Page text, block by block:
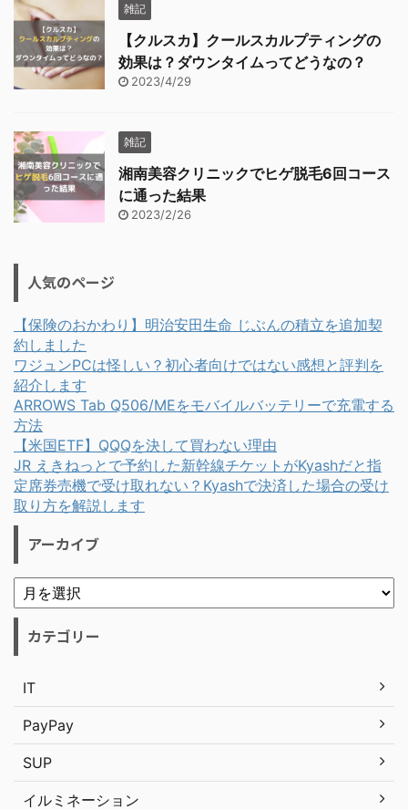
雑記
【クルスカ】クールスカルプティングの
効果は？ダウンタイムってどうなの？
2023/4/29
雑記
湘南美容クリニックでヒゲ脱毛6回コース
に通った結果
2023/2/26
人気のページ
【保険のおかわり】明治安田生命 じぶんの積立を追加契
約しました
ワジュンPCは怪しい？初心者向けではない感想と評判を
紹介します
ARROWS Tab Q506/MEをモバイルバッテリーで充電する
方法
【米国ETF】QQQを決して買わない理由
JR えきねっとで予約した新幹線チケットがKyashだと指
定席券売機で受け取れない？Kyashで決済した場合の受け
取り方を解説します
アーカイブ
カテゴリー
IT
PayPay
SUP
イルミネーション